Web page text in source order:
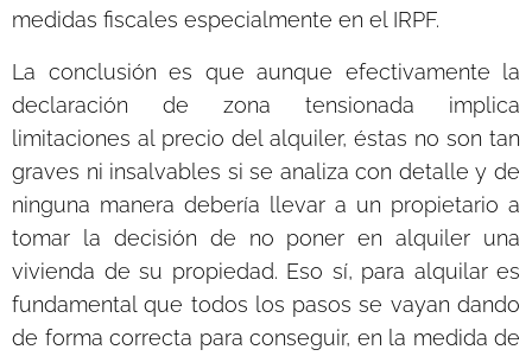
medidas fiscales especialmente en el IRPF.
La conclusión es que aunque efectivamente la
declaración de zona tensionada implica
limitaciones al precio del alquiler, éstas no son tan
graves ni insalvables si se analiza con detalle y de
ninguna manera debería llevar a un propietario a
tomar la decisión de no poner en alquiler una
vivienda de su propiedad. Eso sí, para alquilar es
fundamental que todos los pasos se vayan dando
de forma correcta para conseguir, en la medida de